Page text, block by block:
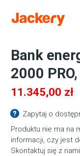
Bank
2000
11.345,00 zł
Zapytaj o
Produktu nie ma na
informacji, czy jest
Skontaktuj się z